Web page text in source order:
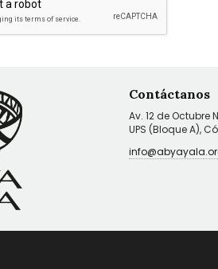
Contáctanos
Av. 12 de Octubre
UPS (Bloque A),